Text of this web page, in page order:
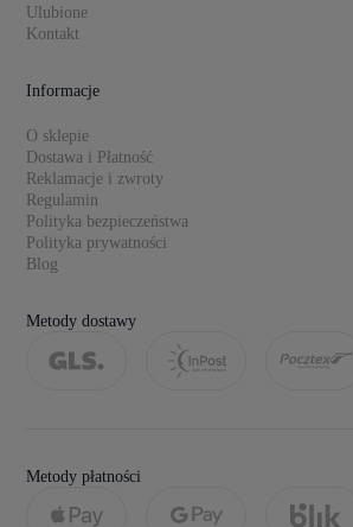
Ulubione
Kontakt
Informacje
O sklepie
Dostawa i Płatność
Reklamacje i zwroty
Regulamin
Polityka bezpieczeństwa
Polityka prywatności
Blog
Metody dostawy
Metody płatności